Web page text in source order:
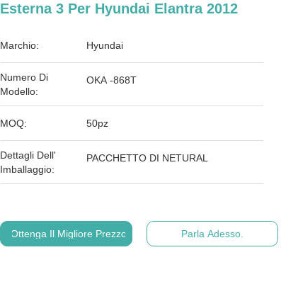
Esterna 3 Per Hyundai Elantra 2012
Marchio: Hyundai
Numero Di
Modello:
OKA -868T
MOQ: 50pz
Dettagli Dell'
Imballaggio:
PACCHETTO DI NETURAL
Ottenga Il Migliore Prezzo Parla Adesso.